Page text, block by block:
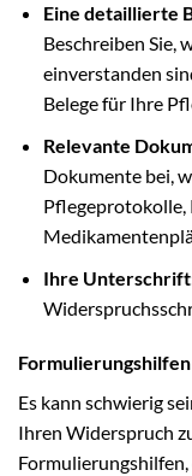
Eine detaillierte
Beschreiben Sie,
einverstanden
Belege für Ihre
Relevante
Dokumente bei,
Pflegeprotokolle,
Ihre
Es kann schwierig
Ihren Widerspruch